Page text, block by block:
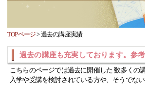
TOPページ>過去の講座実績
過去の講座も充実しております。参考
こちらのページでは過去に開催した 数多くの
入学や受講を検討されている方や、そうでな